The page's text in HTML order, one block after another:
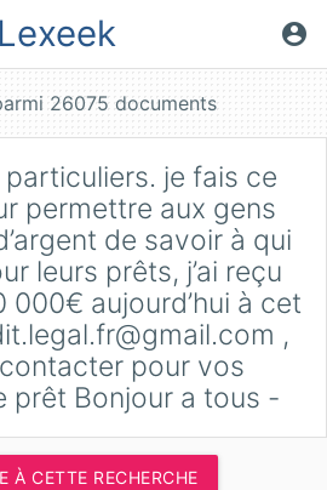
Lexeek account_circle
je fais ce
permettre aux gens
de savoir à qui
leurs prêts, j’ai reçu
000€ aujourd’hui à cet
,
pour vos
prêt Bonjour a tous -
À CETTE RECHERCHE